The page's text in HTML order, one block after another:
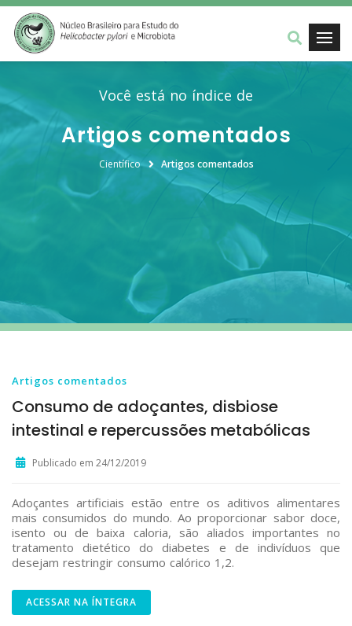
Você está no índice de
Artigos comentados
Científico Artigos comentados
Artigos comentados
Consumo de adoçantes, disbiose
intestinal e repercussões metabólicas
Publicado em 24/12/2019
Adoçantes artificiais estão entre os aditivos alimentares
mais consumidos do mundo. Ao proporcionar sabor doce,
isento ou de baixa caloria, são aliados importantes no
tratamento dietético do diabetes e de indivíduos que
desejam restringir consumo calórico 1,2.
ACESSAR NA ÍNTEGRA